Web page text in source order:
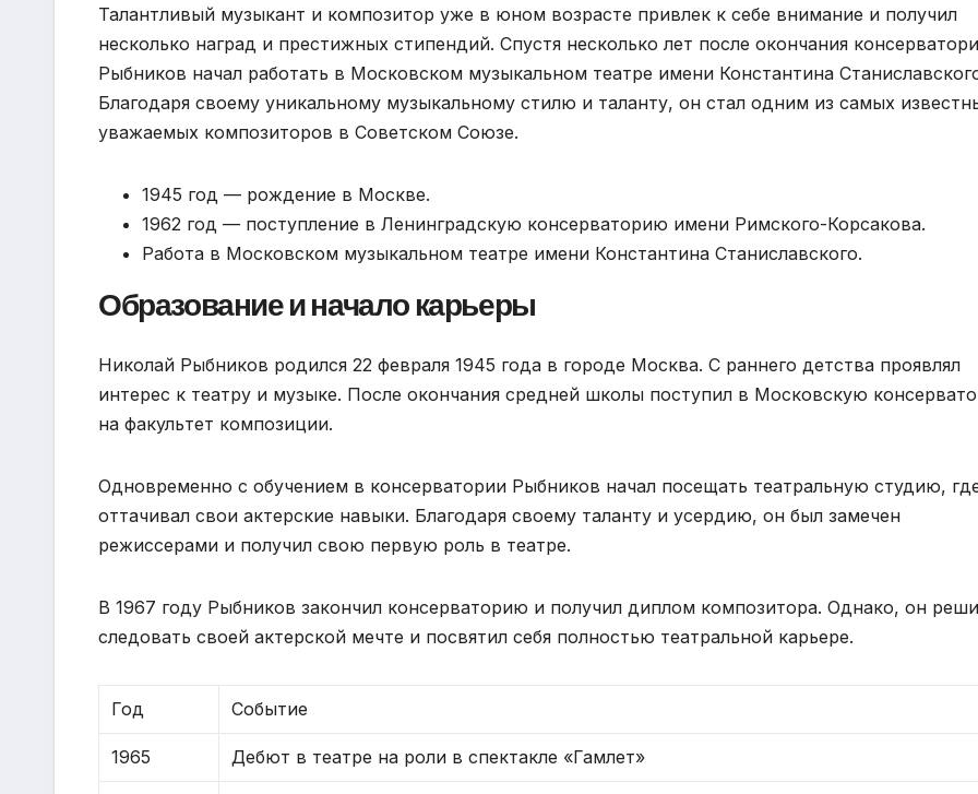
Талантливый музыкант и композитор уже в юном возрасте привлек к себе внимание и получил
несколько наград и престижных стипендий. Спустя несколько лет после окончания
Рыбников начал работать в Московском музыкальном театре имени Константина
Благодаря своему уникальному музыкальному стилю и таланту, он стал одним из самых
уважаемых композиторов в Советском Союзе.
1945 год — рождение в Москве.
1962 год — поступление в Ленинградскую консерваторию имени Римского-Корсакова.
Работа в Московском музыкальном театре имени Константина Станиславского.
Образование и начало карьеры
Николай Рыбников родился 22 февраля 1945 года в городе Москва. С раннего детства проявлял
интерес к театру и музыке. После окончания средней школы поступил в Московскую
на факультет композиции.
Одновременно с обучением в консерватории Рыбников начал посещать театральную студию,
оттачивал свои актерские навыки. Благодаря своему таланту и усердию, он был замечен
режиссерами и получил свою первую роль в театре.
В 1967 году Рыбников закончил консерваторию и получил диплом композитора. Однако, он
следовать своей актерской мечте и посвятил себя полностью театральной карьере.
Год Событие
1965 Дебют в театре на роли в спектакле «Гамлет»